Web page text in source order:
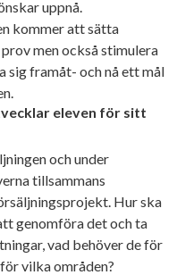
uppnå.
kommer att sätta
men också stimulera
sig framåt- och nå ett mål
eleven för sitt
och under
tillsammans
Hur ska
genomföra det och ta
vad behöver de för
vilka områden?